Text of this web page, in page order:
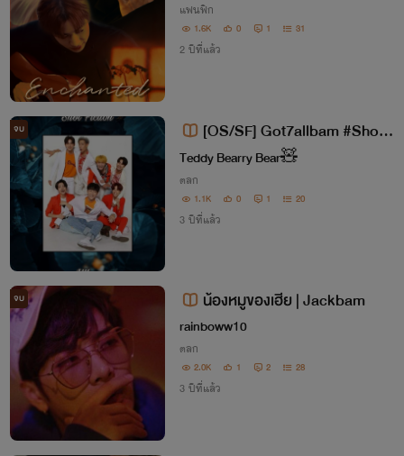
แฟนฟิก
1.6K 0 1 31
2 ปีที่แล้ว
จบ
[OS/SF] Got7allbam #ShotFi
ction #allbam
Teddy️ Bearry​ Bear​🧸
ตลก
1.1K 0 1 20
3 ปีที่แล้ว
จบ น้องหมูของเฮีย | Jackbam
rainboww10
ตลก
2.0K 1 2 28
3 ปีที่แล้ว